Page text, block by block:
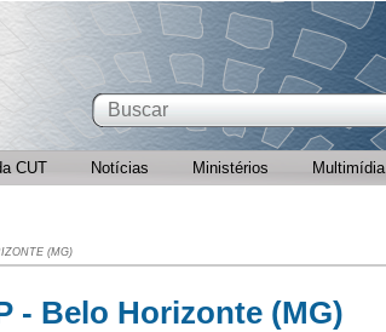
CUT Notícias Ministérios Multimídia
(MG)
- Belo Horizonte (MG)